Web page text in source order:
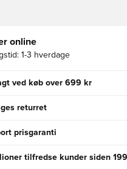
online
1-3 hverdage
ved køb over 699 kr
returret
prisgaranti
tilfredse kunder siden